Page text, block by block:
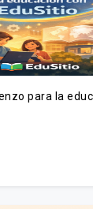
para la